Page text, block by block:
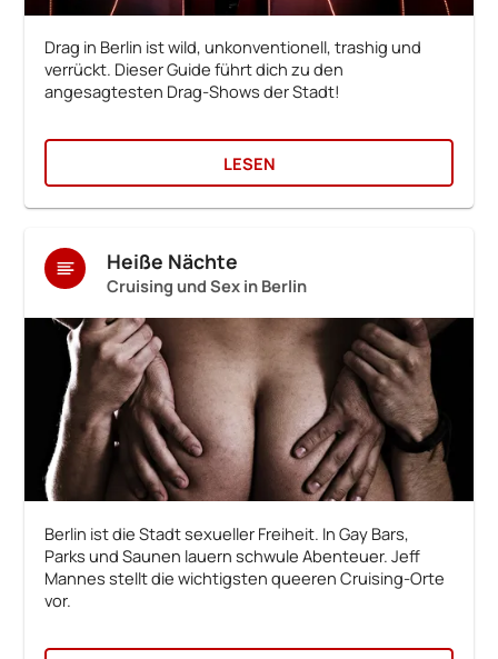
Drag in Berlin ist wild, unkonventionell, trashig und
verrückt. Dieser Guide führt dich zu den
angesagtesten Drag-Shows der Stadt!
LESEN
Heiße Nächte
Cruising und Sex in Berlin
Berlin ist die Stadt sexueller Freiheit. In Gay Bars,
Parks und Saunen lauern schwule Abenteuer. Jeff
Mannes stellt die wichtigsten queeren Cruising-Orte
vor.